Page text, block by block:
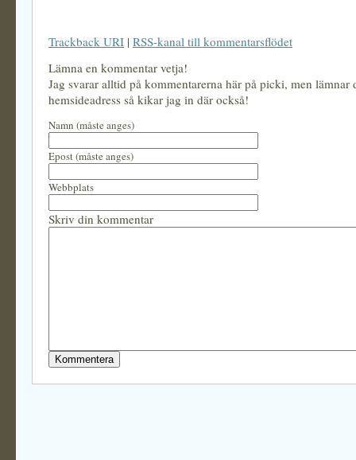
Trackback URI | RSS-kanal till kommentarsflödet
Lämna en kommentar vetja!
Jag svarar alltid på kommentarerna här på picki, men lämnar
hemsideadress så kikar jag in där också!
Namn (måste anges)
Epost (måste anges)
Webbplats
Skriv din kommentar